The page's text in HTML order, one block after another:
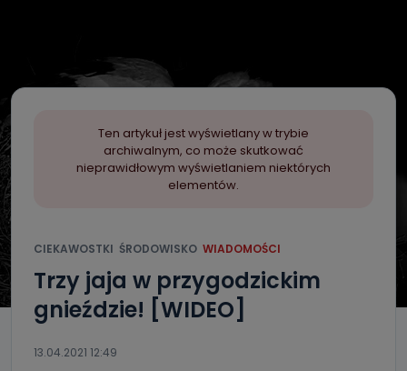
Ten artykuł jest wyświetlany w trybie
archiwalnym, co może skutkować
nieprawidłowym wyświetlaniem niektórych
elementów.
CIEKAWOSTKI ŚRODOWISKO WIADOMOŚCI
Trzy jaja w przygodzickim
gnieździe! [WIDEO]
13.04.2021 12:49